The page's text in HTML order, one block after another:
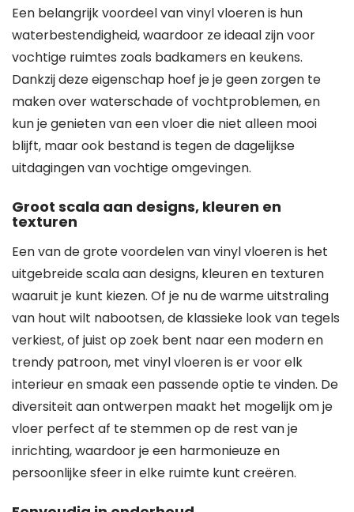
Een belangrijk voordeel van vinyl vloeren is hun
waterbestendigheid, waardoor ze ideaal zijn voor
vochtige ruimtes zoals badkamers en keukens.
Dankzij deze eigenschap hoef je je geen zorgen te
maken over waterschade of vochtproblemen, en
kun je genieten van een vloer die niet alleen mooi
blijft, maar ook bestand is tegen de dagelijkse
uitdagingen van vochtige omgevingen.
Groot scala aan designs, kleuren en
texturen
Een van de grote voordelen van vinyl vloeren is het
uitgebreide scala aan designs, kleuren en texturen
waaruit je kunt kiezen. Of je nu de warme uitstraling
van hout wilt nabootsen, de klassieke look van tegels
verkiest, of juist op zoek bent naar een modern en
trendy patroon, met vinyl vloeren is er voor elk
interieur en smaak een passende optie te vinden. De
diversiteit aan ontwerpen maakt het mogelijk om je
vloer perfect af te stemmen op de rest van je
inrichting, waardoor je een harmonieuze en
persoonlijke sfeer in elke ruimte kunt creëren.